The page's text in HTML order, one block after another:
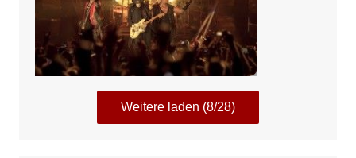
Weitere laden (8/28)